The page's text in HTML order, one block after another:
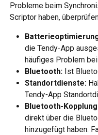
Probleme beim
Scriptor haben,
die Tendy-App
häufiges Problem
Bluetooth: Ist
Standortdienste:
Tendy-App
Bluetooth-
direkt über die
hinzugefügt haben.